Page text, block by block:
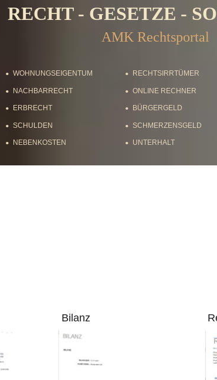
Bilanz
AMK Rechtsportal
WOHNUNGSEIGENTUM
NACHBARRECHT
ERBRECHT
SCHULDEN
NEBENKOSTEN
RECHTSIRRTÜMER
ONLINE RECHNER
BÜRGERGELD
SCHMERZENSGELD
UNTERHALT
RECHT - GESETZE -